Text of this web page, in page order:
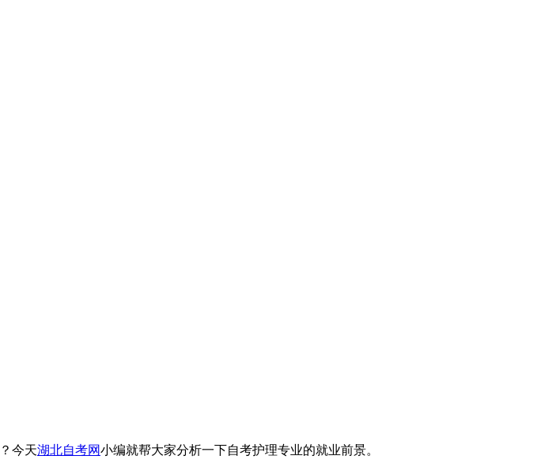
今天湖北自考网小编就帮大家分析一下自考护理专业的就业前景。